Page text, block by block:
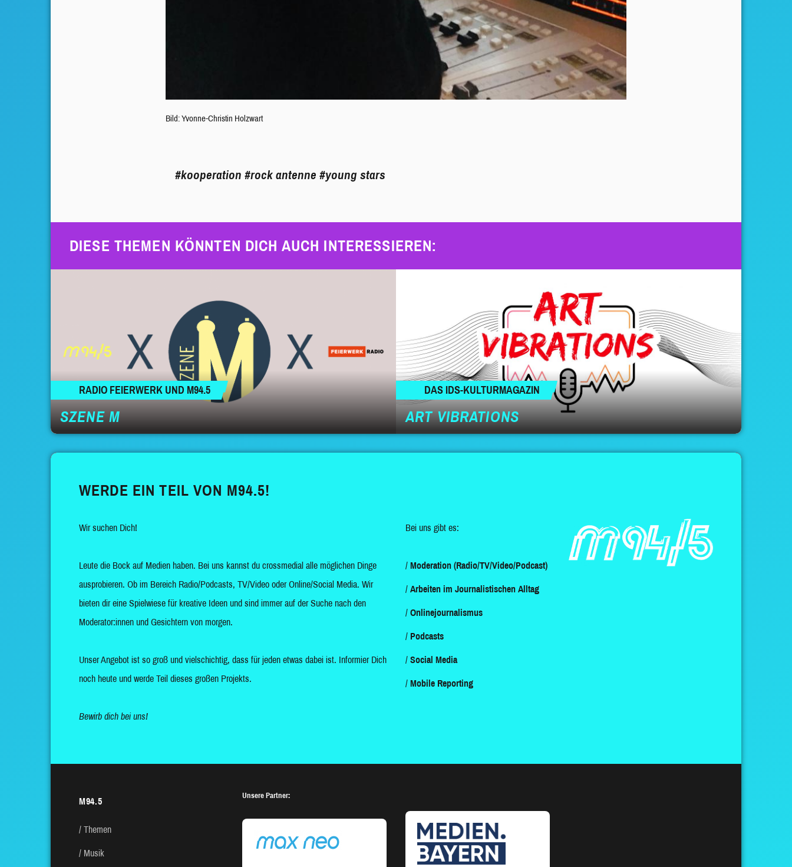
Bild: Yvonne-Christin Holzwart
#kooperation #rock antenne #young stars
DIESE THEMEN KÖNNTEN DICH AUCH INTERESSIEREN:
RADIO FEIERWERK UND M94.5
SZENE M
DAS IDS-KULTURMAGAZIN
ART VIBRATIONS
WERDE EIN TEIL VON M94.5!
Wir suchen Dich!
Leute die Bock auf Medien haben. Bei uns kannst du crossmedial alle möglichen Dinge
ausprobieren. Ob im Bereich Radio/Podcasts, TV/Video oder Online/Social Media. Wir
bieten dir eine Spielwiese für kreative Ideen und sind immer auf der Suche nach den
Moderator:innen und Gesichtern von morgen.
Unser Angebot ist so groß und vielschichtig, dass für jeden etwas dabei ist. Informier Dich
noch heute und werde Teil dieses großen Projekts.
Bewirb dich bei uns!
Bei uns gibt es:
Moderation (Radio/TV/Video/Podcast)
Arbeiten im Journalistischen Alltag
Onlinejournalismus
Podcasts
Social Media
Mobile Reporting
M94.5
Themen
Musik
Unsere Partner: